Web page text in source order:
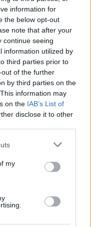
information for
the below opt-out
note that after your
continue seeing
information utilized by
third parties prior to
of the further
by third parties on the
information may
on the IAB’s List of
disclose it to other
my
la pretemporada
per a l'atac
pel traspàs de
i aconsegueix